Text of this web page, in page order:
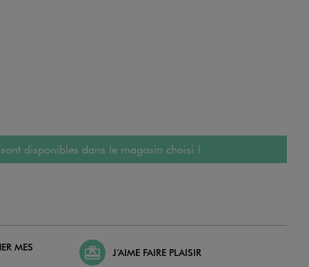
disponibles dans le magasin choisi !
MES J’AIME FAIRE PLAISIR